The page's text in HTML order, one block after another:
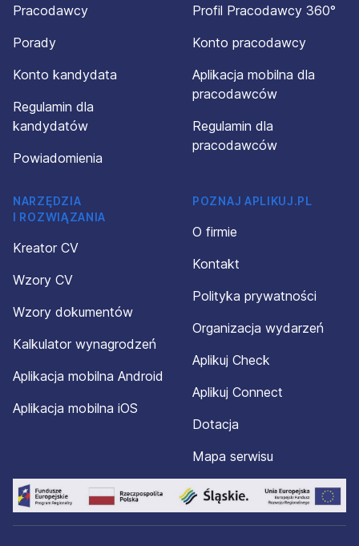
Pracodawcy
Porady
Konto kandydata
Regulamin dla
kandydatów
Powiadomienia
Profil Pracodawcy 360°
Konto pracodawcy
Aplikacja mobilna dla
pracodawców
Regulamin dla
pracodawców
NARZĘDZIA
I ROZWIĄZANIA
Kreator CV
Wzory CV
Wzory dokumentów
Kalkulator wynagrodzeń
Aplikacja mobilna Android
Aplikacja mobilna iOS
POZNAJ APLIKUJ.PL
O firmie
Kontakt
Polityka prywatności
Organizacja wydarzeń
Aplikuj Check
Aplikuj Connect
Dotacja
Mapa serwisu